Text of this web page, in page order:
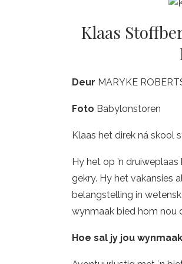
Klaas
Deur MARYKE
Foto Babylonstoren
Klaas het direk ná skool
Hy het op ’n
gekry. Hy het vakansies
belangstelling in
wynmaak bied hom nou
Hoe sal jy jou